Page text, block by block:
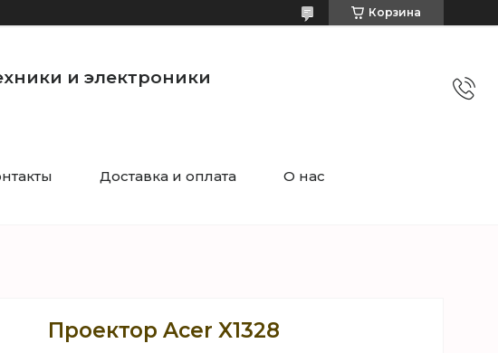
Корзина
и электроники
Доставка и оплата О нас
Проектор Acer X1328